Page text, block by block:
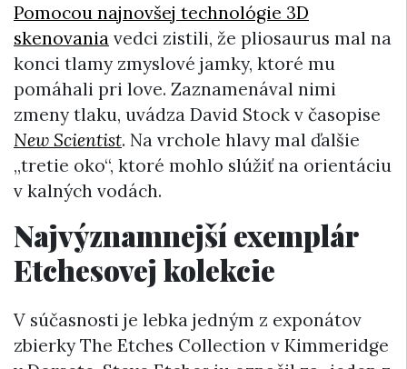
Pomocou najnovšej technológie 3D
skenovania vedci zistili, že pliosaurus mal na
konci tlamy zmyslové jamky, ktoré mu
pomáhali pri love. Zaznamenával nimi
zmeny tlaku, uvádza David Stock v časopise
New Scientist. Na vrchole hlavy mal ďalšie
„tretie oko“, ktoré mohlo slúžiť na orientáciu
v kalných vodách.
Najvýznamnejší exemplár
Etchesovej kolekcie
V súčasnosti je lebka jedným z exponátov
zbierky The Etches Collection v Kimmeridge